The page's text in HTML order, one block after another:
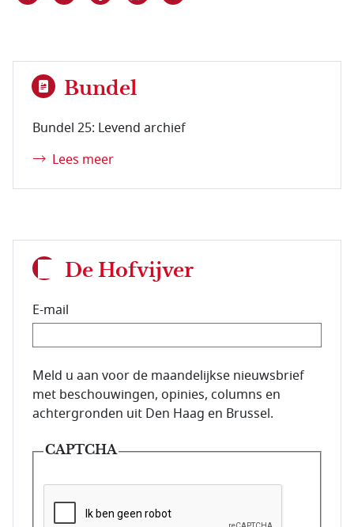
Bundel
Bundel 25: Levend archief
Lees meer
De Hofvijver
E-mail
E-mailadres van de abonnee.
Meld u aan voor de maandelijkse nieuwsbrief
met beschouwingen, opinies, columns en
achtergronden uit Den Haag en Brussel.
CAPTCHA